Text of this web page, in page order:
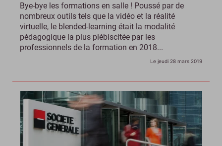
Bye-bye les formations en salle ! Poussé par de
nombreux outils tels que la vidéo et la réalité
virtuelle, le blended-learning était la modalité
pédagogique la plus plébiscitée par les
professionnels de la formation en 2018...
Le jeudi 28 mars 2019